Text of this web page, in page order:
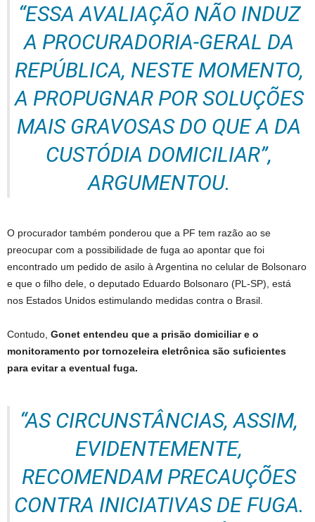
“ESSA AVALIAÇÃO NÃO INDUZ
A PROCURADORIA-GERAL DA
REPÚBLICA, NESTE MOMENTO,
A PROPUGNAR POR SOLUÇÕES
MAIS GRAVOSAS DO QUE A DA
CUSTÓDIA DOMICILIAR”,
ARGUMENTOU.
O procurador também ponderou que a PF tem razão ao se
preocupar com a possibilidade de fuga ao apontar que foi
encontrado um pedido de asilo à Argentina no celular de Bolsonaro
e que o filho dele, o deputado Eduardo Bolsonaro (PL-SP), está
nos Estados Unidos estimulando medidas contra o Brasil.
Contudo, Gonet entendeu que a prisão domiciliar e o
monitoramento por tornozeleira eletrônica são suficientes
para evitar a eventual fuga.
“AS CIRCUNSTÂNCIAS, ASSIM,
EVIDENTEMENTE,
RECOMENDAM PRECAUÇÕES
CONTRA INICIATIVAS DE FUGA.